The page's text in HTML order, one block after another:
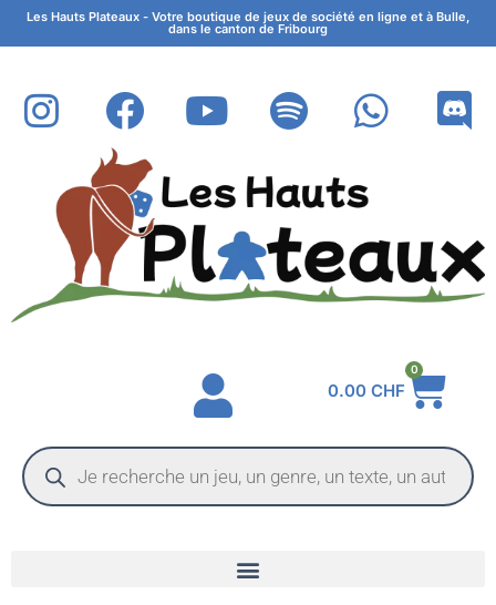
Les Hauts Plateaux - Votre boutique de jeux de société en ligne et à Bulle,
dans le canton de Fribourg
0.00 CHF
0